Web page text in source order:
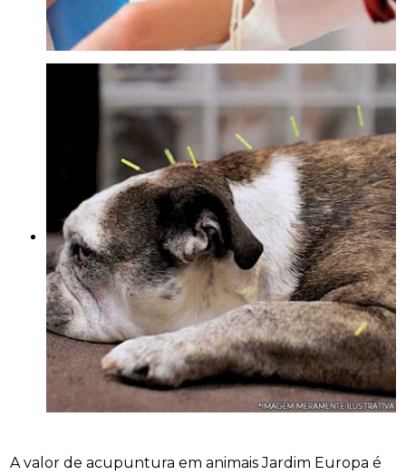
A valor de acupuntura em animais Jardim Europa é